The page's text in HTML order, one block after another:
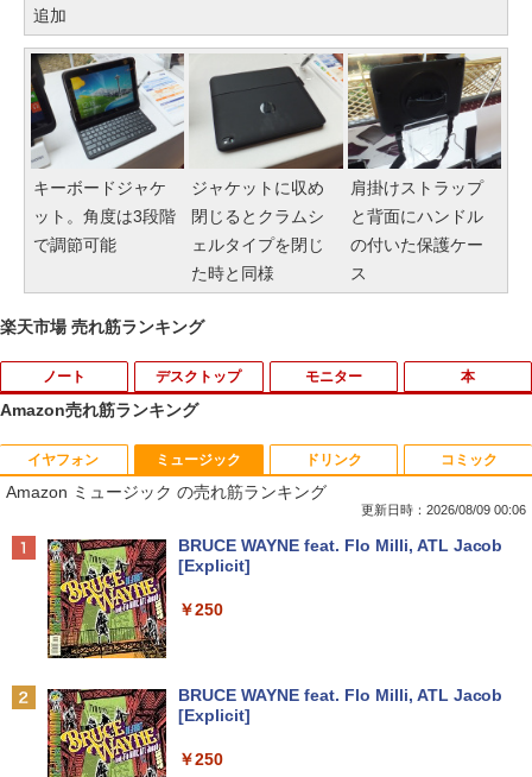
追加
キーボードジャケ
ット。角度は3段階
で調節可能
ジャケットに収め
閉じるとクラムシ
ェルタイプを閉じ
た時と同様
肩掛けストラップ
と背面にハンドル
の付いた保護ケー
ス
楽天市場 売れ筋ランキング
ノート
1
【期間限定破格金額！】新生活 新古品 W
in11搭載 パソコンノートパソコンoffice
付き 初心者向けノートPC 初期設定済 1
メモリ4GB～ 高速SSD1TB 最大 フルHD
Webカメラ zoom 軽量薄型 無線 型番更
NEC VKL24X-4 15.6インチ Core i3 メモ
ラ テンキー Windows11 ノートパソコン
デスクトップ モニター
1
【お買い物マラソ開催中！P最大31.5%還
元】五年保証 白 モバイルモニター 15.6
インチ FHD 1920×1080 1080P Fast IPS
高コントラスト 超軽量 640g スピーカー
内蔵 Type-C/HDMI 接続 PS5/Switch/PC/
Yoothi 互換品 液晶 13.3インチ Lenovo
21BA 対応 1920x1200 WUXGA IPS LED
本
1
魔王城の料理番 〜コワモテ魔族ばかりだ
けど、ホワイトな職場です〜 6巻 【電
子書籍】[ ワイエム系 ]
￥792
￥8,030
Amazon売れ筋ランキング
イヤフォン
Anker Soundcore P42i (Bluetooth 6.1)【完
全ワイヤレスイヤホン/ウルトラノイズキャン
間再生 / コンパクト形状/持ち運びに便利 / IP5
￥9,990
Anker Soundcore P31i ピンク
ミュージック
Amazon ミュージック の売れ筋ランキング
更新日時：2026/08/09 00:06
BRUCE WAYNE feat. Flo Milli, ATL Jacob
[Explicit]
￥250
BRUCE WAYNE feat. Flo Milli, ATL Jacob
[Explicit]
￥250
ドリンク コミック